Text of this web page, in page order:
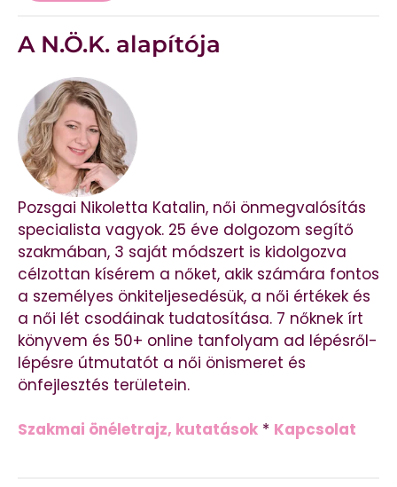
A N.Ö.K. alapítója
Pozsgai Nikoletta Katalin, női önmegvalósítás
specialista vagyok. 25 éve dolgozom segítő
szakmában, 3 saját módszert is kidolgozva
célzottan kísérem a nőket, akik számára fontos
a személyes önkiteljesedésük, a női értékek és
a női lét csodáinak tudatosítása. 7 nőknek írt
könyvem és 50+ online tanfolyam ad lépésről-
lépésre útmutatót a női önismeret és
önfejlesztés területein.
Szakmai önéletrajz, kutatások * Kapcsolat